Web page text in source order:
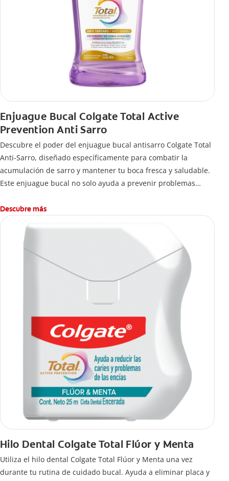
Enjuague Bucal Colgate Total Active
Prevention Anti Sarro
Descubre el poder del enjuague bucal antisarro Colgate Total
Anti-Sarro, diseñado específicamente para combatir la
acumulación de sarro y mantener tu boca fresca y saludable.
Este enjuague bucal no solo ayuda a prevenir problemas
Descubre más
Hilo Dental Colgate Total Flúor y Menta
Utiliza el hilo dental Colgate Total Flúor y Menta una vez
durante tu rutina de cuidado bucal. Ayuda a eliminar placa y